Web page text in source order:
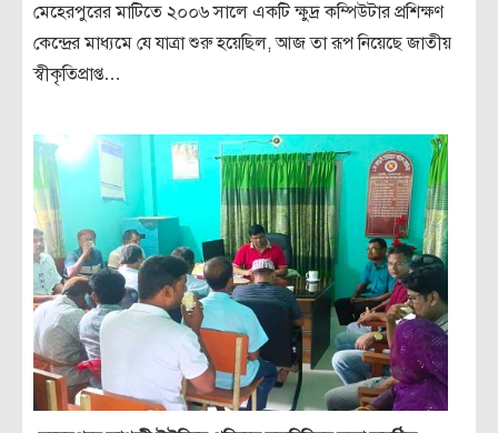
মেহেরপুরের মাটিতে ২০০৬ সালে একটি ক্ষুদ্র কম্পিউটার প্রশিক্ষণ
কেন্দ্রের মাধ্যমে যে যাত্রা শুরু হয়েছিল, আজ তা রূপ নিয়েছে জাতীয়
স্বীকৃতিপ্রাপ্ত…